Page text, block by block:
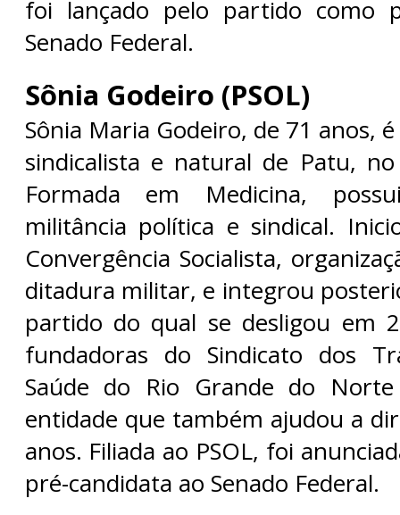
foi lançado pelo partido como
Senado Federal.
Sônia Godeiro (PSOL)
Sônia Maria Godeiro, de 71 anos,
sindicalista e natural de Patu,
Formada em Medicina,
militância política e sindical.
Convergência Socialista,
ditadura militar, e integrou
partido do qual se desligou em
fundadoras do Sindicato dos
Saúde do Rio Grande do Norte
entidade que também ajudou a
anos. Filiada ao PSOL, foi
pré-candidata ao Senado Federal.